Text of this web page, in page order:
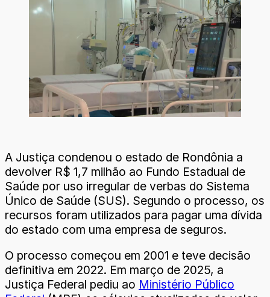
A Justiça condenou o estado de Rondônia a
devolver R$ 1,7 milhão ao Fundo Estadual de
Saúde por uso irregular de verbas do Sistema
Único de Saúde (SUS). Segundo o processo, os
recursos foram utilizados para pagar uma dívida
do estado com uma empresa de seguros.
O processo começou em 2001 e teve decisão
definitiva em 2022. Em março de 2025, a
Justiça Federal pediu ao Ministério Público